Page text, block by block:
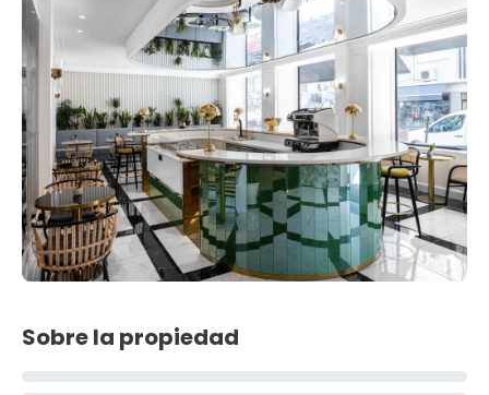
Sobre la propiedad